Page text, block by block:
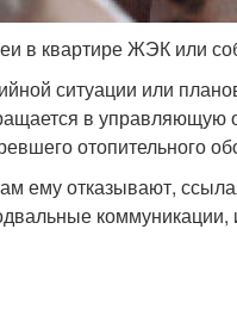
в квартире ЖЭК или
ситуации или
в
отопительного
ему отказывают,